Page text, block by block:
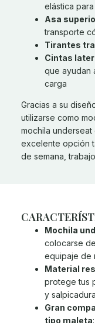
elástica
Asa
transporte
Tirantes
Cintas
que ayudan
carga
Gracias a su
utilizarse como
mochila underseat
excelente opción
de semana,
Mochila
colocarse
equipaje de
Material
protege tus
y
Gran
tipo maleta